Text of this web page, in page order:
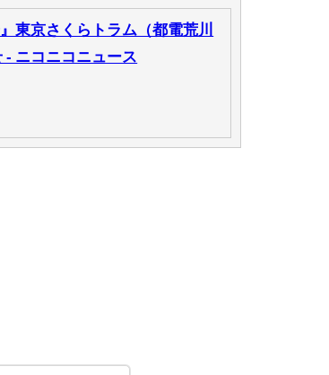
東京さくらトラム（都電荒川
ニコニコニュース